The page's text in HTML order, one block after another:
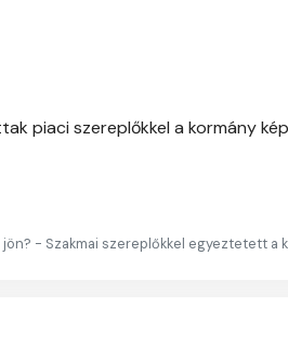
piaci szereplőkkel a kormány
- Szakmai szereplőkkel egyeztetett a